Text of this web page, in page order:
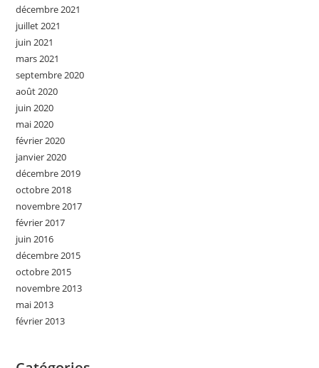
décembre 2021
juillet 2021
juin 2021
mars 2021
septembre 2020
août 2020
juin 2020
mai 2020
février 2020
janvier 2020
décembre 2019
octobre 2018
novembre 2017
février 2017
juin 2016
décembre 2015
octobre 2015
novembre 2013
mai 2013
février 2013